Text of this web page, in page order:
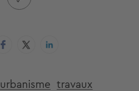
urbanisme travaux